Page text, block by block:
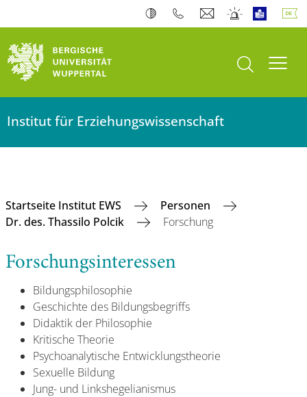
Suche öffnen
Institut für Erziehungswissenschaft
Startseite Institut EWS
Personen
Dr. des. Thassilo Polcik
Forschung
Forschungsinteressen
Bildungsphilosophie
Geschichte des Bildungsbegriffs
Didaktik der Philosophie
Kritische Theorie
Psychoanalytische Entwicklungstheorie
Sexuelle Bildung
Jung- und Linkshegelianismus